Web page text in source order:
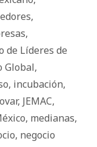
,
,
de Líderes de
Global,
, incubación,
, JEMAC,
, medianas,
, negocio